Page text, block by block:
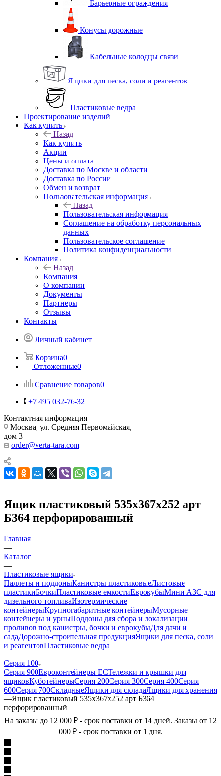
Барьерные ограждения
Конусы дорожные
Кабельные колодцы связи
Ящики для песка, соли и реагентов
Пластиковые ведра
Проектирование изделий
Как купить
Назад
Как купить
Акции
Цены и оплата
Доставка по Москве и области
Доставка по России
Обмен и возврат
Пользовательская информация
Назад
Пользовательская информация
Соглашение на обработку персональных
данных
Пользовательское соглашение
Политика конфиденциальности
Компания
Назад
Компания
О компании
Документы
Партнеры
Отзывы
Контакты
Личный кабинет
Корзина0
Отложенные0
Сравнение товаров0
+7 495 032-76-32
Контактная информация
Москва, ул. Средняя Первомайская,
дом 3
order@verta-tara.com
Ящик пластиковый 535х367х252 арт
Б364 перфорированный
Главная
—
Каталог
—
Пластиковые ящики
Паллеты и поддоныКанистры пластиковыеЛистовые
пластикиБочкиПластиковые емкостиЕврокубыМини АЗС для
дизельного топливаИзотермические
контейнерыКрупногабаритные контейнерыМусорные
контейнеры и урныПоддоны для сбора и локализации
проливов под канистры, бочки и еврокубыДля дачи и
садаДорожно-строительная продукцияЯщики для песка, соли
и реагентовПластиковые ведра
—
Серия 100
Серия 900Евроконтейнеры ЕСТележки и крышки для
ящиковКуботейнерыСерия 200Серия 300Серия 400Серия
600Серия 700СкладныеЯщики для складаЯщики для хранения
—Ящик пластиковый 535х367х252 арт Б364
перфорированный
На заказы до 12 000 ₽ - срок поставки от 14 дней. Заказы от 12
000 ₽ - срок поставки от 1 дня.